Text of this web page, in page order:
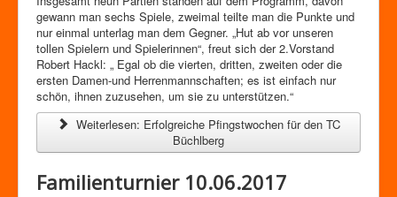
gewann man sechs Spiele, zweimal teilte man die Punkte und
nur einmal unterlag man dem Gegner. „Hut ab vor unseren
tollen Spielern und Spielerinnen“, freut sich der 2.Vorstand
Robert Hackl: „ Egal ob die vierten, dritten, zweiten oder die
ersten Damen-und Herrenmannschaften; es ist einfach nur
schön, ihnen zuzusehen, um sie zu unterstützen.“
Weiterlesen: Erfolgreiche Pfingstwochen für den TC
Büchlberg
Familienturnier 10.06.2017